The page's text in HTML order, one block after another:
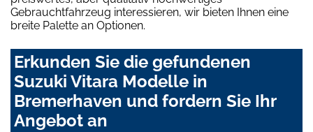
Gebrauchtfahrzeug interessieren, wir bieten Ihnen eine
breite Palette an Optionen.
Erkunden Sie die gefundenen
Suzuki Vitara Modelle in
Bremerhaven und fordern Sie Ihr
Angebot an